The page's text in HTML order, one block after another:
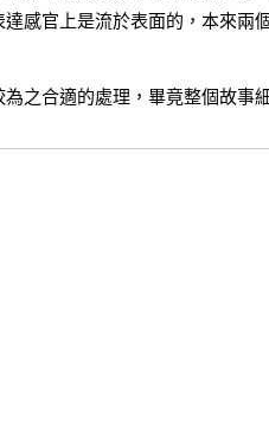
感官上是流於表面的，本來兩
之合適的處理，畢竟整個故事